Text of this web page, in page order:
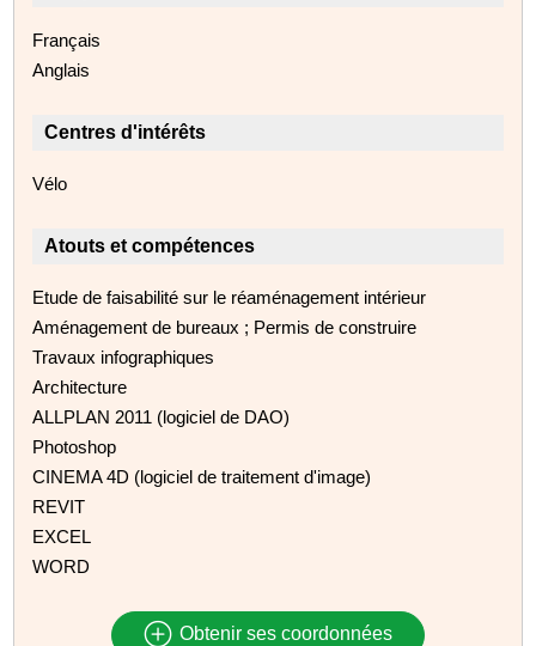
Français
Anglais
Centres d'intérêts
Vélo
Atouts et compétences
Etude de faisabilité sur le réaménagement intérieur
Aménagement de bureaux ; Permis de construire
Travaux infographiques
Architecture
ALLPLAN 2011 (logiciel de DAO)
Photoshop
CINEMA 4D (logiciel de traitement d'image)
REVIT
EXCEL
WORD
Obtenir ses coordonnées